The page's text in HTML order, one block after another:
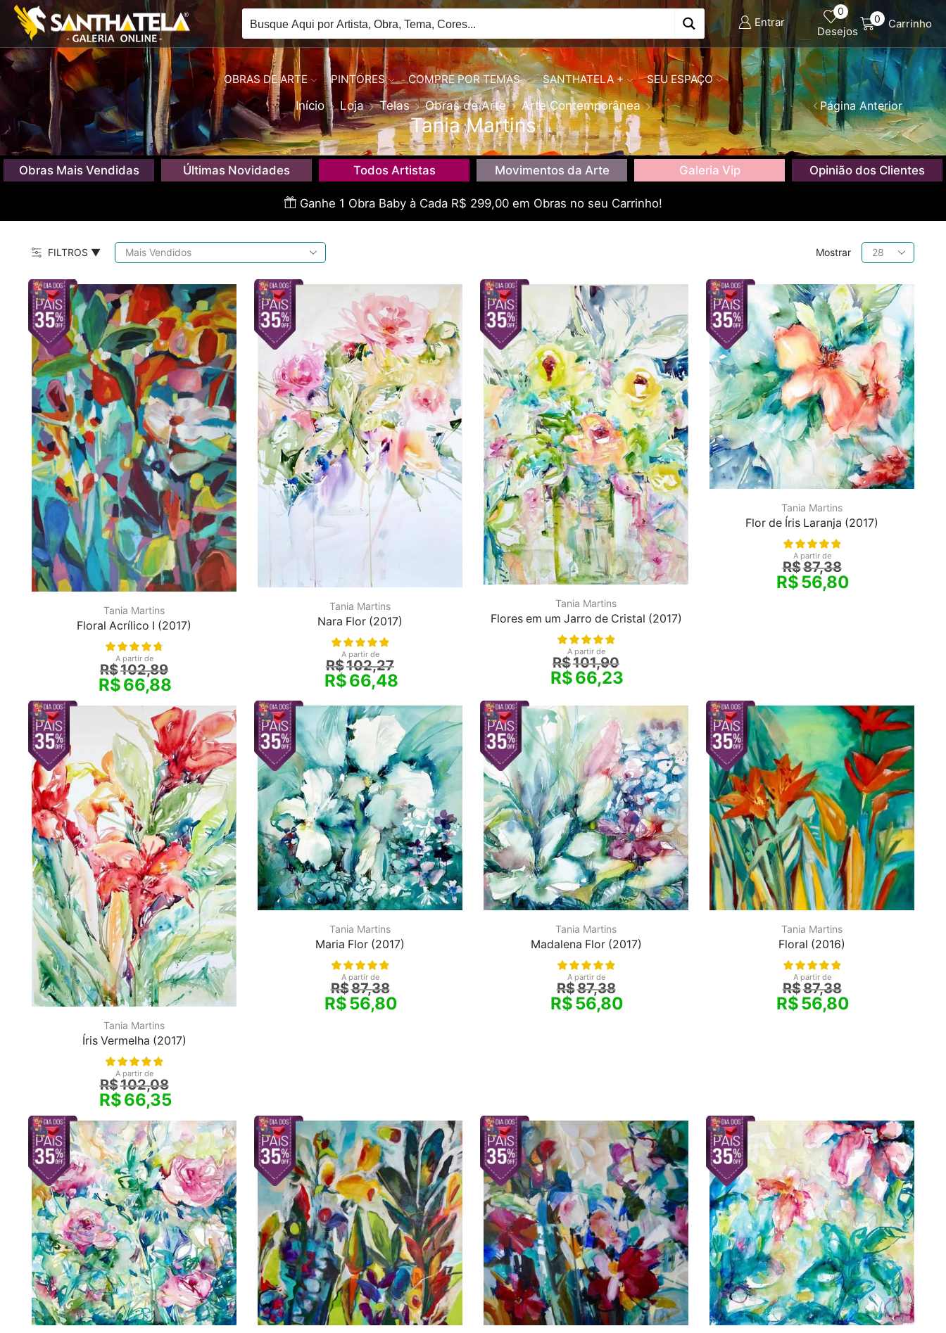
Entrar
0
Desejos
0 Carrinho
OBRAS DE ARTE PINTORES COMPRE POR TEMAS SANTHATELA + SEU ESPAÇO
Início Loja Telas Obras de Arte Arte Contemporânea
Tania Martins
Página Anterior
Obras Mais Vendidas Últimas Novidades Todos Artistas Movimentos da Arte Galeria Vip Opinião dos Clientes
Ganhe 1 Obra Baby à Cada R$ 299,00 em Obras no seu Carrinho!
FILTROS ▼ Mostrar
Produtos
por
Tania Martins
Floral Acrílico I (2017)
A partir de
R$102,89
R$66,88
Tania Martins
Nara Flor (2017)
A partir de
R$102,27
R$66,48
Tania Martins
Flores em um Jarro de Cristal (2017)
A partir de
R$101,90
R$66,23
Tania Martins
Flor de Íris Laranja (2017)
A partir de
R$87,38
R$56,80
Tania Martins
Íris Vermelha (2017)
A partir de
R$102,08
R$66,35
Tania Martins
Maria Flor (2017)
A partir de
R$87,38
R$56,80
Tania Martins
Madalena Flor (2017)
A partir de
R$87,38
R$56,80
Tania Martins
Floral (2016)
A partir de
R$87,38
R$56,80